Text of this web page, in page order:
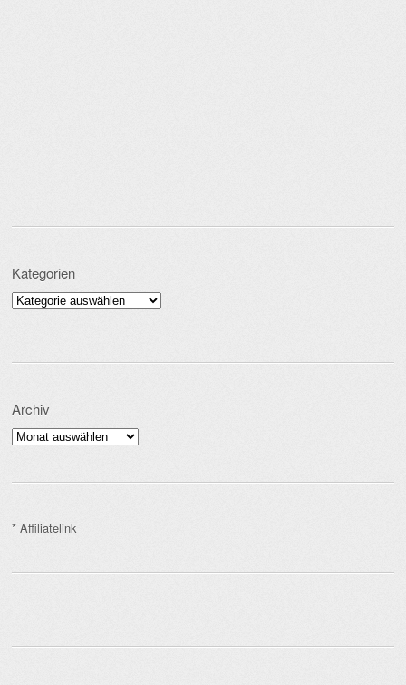
Kategorien
Kategorien
Archiv
Archiv
* Affiliatelink